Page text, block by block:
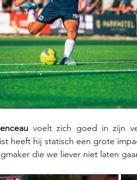
voelt zich goed in zijn
heeft hij statisch een grote
die we liever niet laten